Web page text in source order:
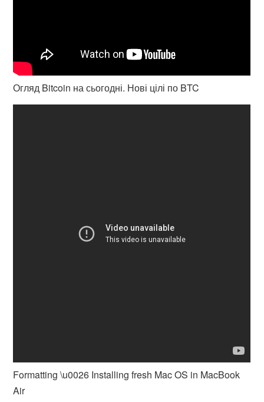
Огляд Bitcoin на сьогодні. Нові цілі по BTC
Formatting \u0026 Installing fresh Mac OS in MacBook
Air